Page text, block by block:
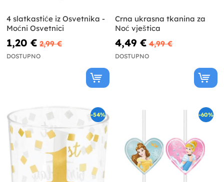
4 slatkastiće iz Osvetnika -
Moćni Osvetnici
1,20 € 2,99 €
DOSTUPNO
Crna ukrasna tkanina za
Noć vještica
4,49 € 4,99 €
DOSTUPNO
-54% -60%